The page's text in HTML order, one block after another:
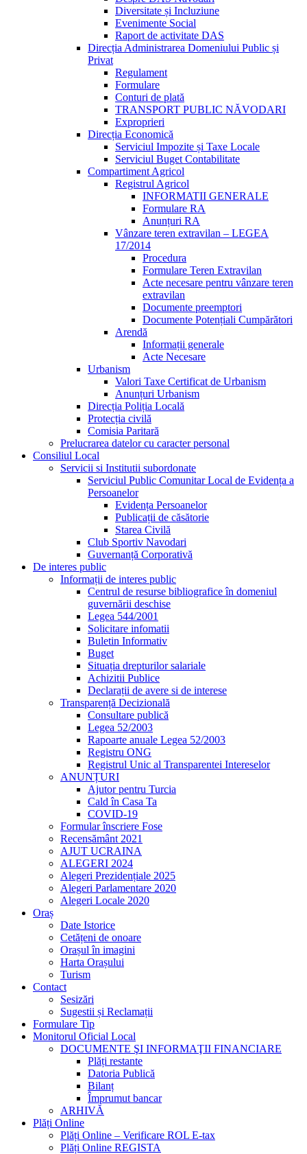
Diversitate și Incluziune
Evenimente Social
Raport de activitate DAS
Direcția Administrarea Domeniului Public și
Privat
Regulament
Formulare
Conturi de plată
TRANSPORT PUBLIC NĂVODARI
Exproprieri
Direcția Economică
Serviciul Impozite și Taxe Locale
Serviciul Buget Contabilitate
Compartiment Agricol
Registrul Agricol
INFORMATII GENERALE
Formulare RA
Anunțuri RA
Vânzare teren extravilan – LEGEA
17/2014
Procedura
Formulare Teren Extravilan
Acte necesare pentru vânzare teren
extravilan
Documente preemptori
Documente Potențiali Cumpărători
Arendă
Informații generale
Acte Necesare
Urbanism
Valori Taxe Certificat de Urbanism
Anunțuri Urbanism
Direcția Poliția Locală
Protecția civilă
Comisia Paritară
Prelucrarea datelor cu caracter personal
Consiliul Local
Servicii si Institutii subordonate
Serviciul Public Comunitar Local de Evidența a
Persoanelor
Evidența Persoanelor
Publicații de căsătorie
Starea Civilă
Club Sportiv Navodari
Guvernanță Corporativă
De interes public
Informații de interes public
Centrul de resurse bibliografice în domeniul
guvernării deschise
Legea 544/2001
Solicitare infomatii
Buletin Informativ
Buget
Situația drepturilor salariale
Achizitii Publice
Declarații de avere si de interese
Transparență Decizională
Consultare publică
Legea 52/2003
Rapoarte anuale Legea 52/2003
Registru ONG
Registrul Unic al Transparentei Intereselor
ANUNȚURI
Ajutor pentru Turcia
Cald în Casa Ta
COVID-19
Formular înscriere Fose
Recensământ 2021
AJUT UCRAINA
ALEGERI 2024
Alegeri Prezidențiale 2025
Alegeri Parlamentare 2020
Alegeri Locale 2020
Oraș
Date Istorice
Cetățeni de onoare
Orașul în imagini
Harta Orașului
Turism
Contact
Sesizări
Sugestii și Reclamații
Formulare Tip
Monitorul Oficial Local
DOCUMENTE ŞI INFORMAŢII FINANCIARE
Plăți restante
Datoria Publică
Bilanț
Împrumut bancar
ARHIVĂ
Plăți Online
Plăți Online – Verificare ROL E-tax
Plăți Online REGISTA